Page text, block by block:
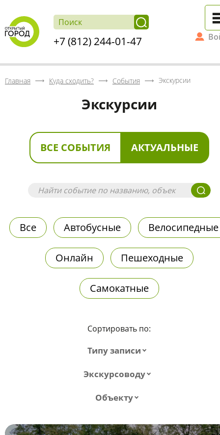
+7 (812) 244-01-47
Главная Куда сходить? События Экскурсии
Экскурсии
ВСЕ СОБЫТИЯ АКТУАЛЬНЫЕ
Все Автобусные Велосипедные
Онлайн Пешеходные
Самокатные
Сортировать по:
Типу записи
Экскурсоводу
Объекту